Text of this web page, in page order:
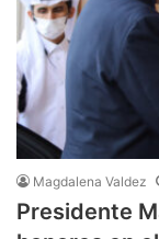
Magdalena Valdez
Presidente